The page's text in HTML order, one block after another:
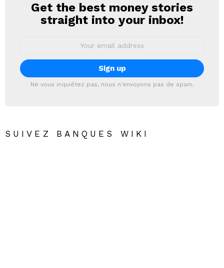
NEWSLETTER
Get the best money stories
straight into your inbox!
Ne vous inquiétez pas, nous n'envoyons pas de spam.
SUIVEZ BANQUES WIKI